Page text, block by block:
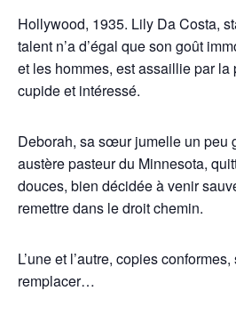
Hollywood, 1935. Lily Da Costa,
talent n’a d’égal que son goût
et les hommes, est assaillie par la
cupide et intéressé.
Deborah, sa sœur jumelle un peu
austère pasteur du Minnesota,
douces, bien décidée à venir
remettre dans le droit chemin.
L’une et l’autre, copies
remplacer…